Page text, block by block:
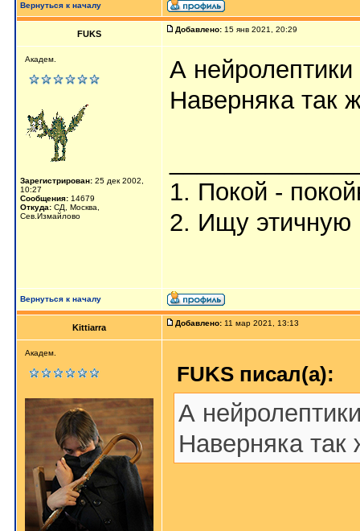
Вернуться к началу
FUKS Добавлено: 15 янв 2021, 20:29
Академ.
Зарегистрирован: 25 дек 2002,
10:27
Сообщения: 14679
Откуда: СД, Москва,
Сев.Измайлово
А
Наверняка так
1. Покой -
2. Ищу этичную
Вернуться к началу
Kittiarra Добавлено: 11 мар 2021, 13:13
Академ.
FUKS писал(а):
А
Наверняка так